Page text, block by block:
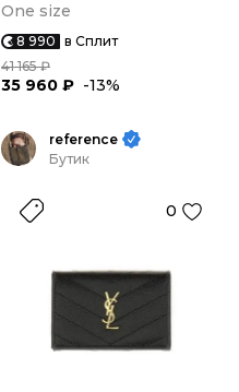
One size
8 990 в Сплит
41 165 ₽
35 960 ₽ -13%
reference
Бутик
0